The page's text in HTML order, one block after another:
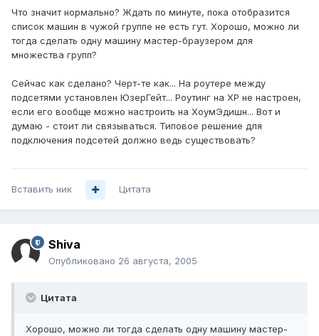
Что значит нормально? Ждать по минуте, пока отобразится
список машин в чужой группе не есть гут. Хорошо, можно ли
тогда сделать одну машину мастер-браузером для
множества групп?
Сейчас как сделано? Черт-те как... На роутере между
подсетями установлен ЮзерГейт... Роутинг на ХР не настроен,
если его вообще можно настроить на ХоумЭдишн... Вот и
думаю - стоит ли связываться. Типовое решение для
подключения подсетей должно ведь существовать?
Вставить ник Цитата
Shiva
Опубликовано 26 августа, 2005
Цитата
Хорошо, можно ли тогда сделать одну машину мастер-